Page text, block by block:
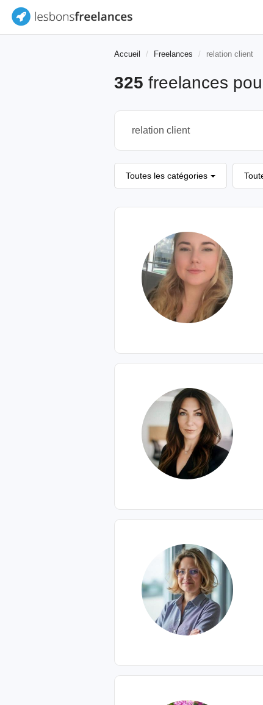
Accueil Freelances relation client
325 freelances
Toutes les catégories